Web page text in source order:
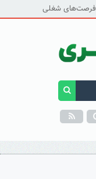
فرصت‌های شغلی